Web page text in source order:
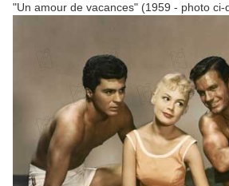
"Un amour de vacances" (1959 - photo ci-